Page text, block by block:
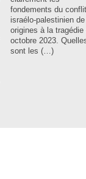
fondements du conflit
israélo-palestinien
origines à la tragédie
octobre 2023.
sont les (…)